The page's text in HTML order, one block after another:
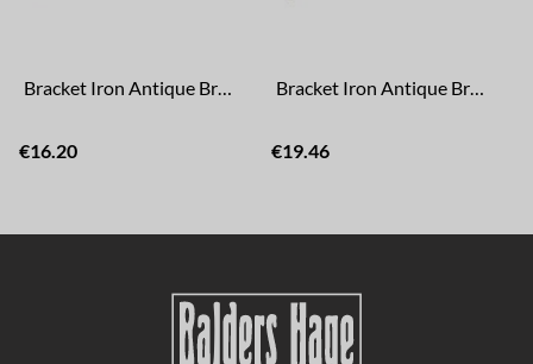
Bracket Iron Antique Brown Small
€16.20
Bracket Iron Antique Brown Large
€19.46